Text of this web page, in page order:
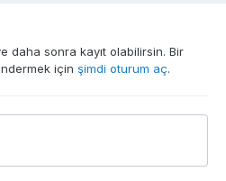
daha sonra kayıt olabilirsin. Bir
için şimdi oturum aç.